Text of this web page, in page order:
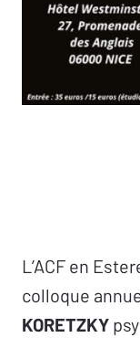
L’ACF en
colloque
KORETZKY